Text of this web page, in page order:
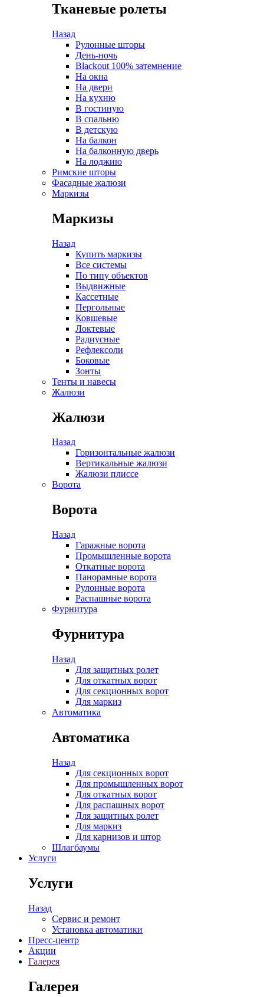
Тканевые ролеты
Назад
Рулонные шторы
День-ночь
Blackout 100% затемнение
На окна
На двери
На кухню
В гостиную
В спальню
В детскую
На балкон
На балконную дверь
На лоджию
Римские шторы
Фасадные жалюзи
Маркизы
Маркизы
Назад
Купить маркизы
Все системы
По типу объектов
Выдвижные
Кассетные
Пергольные
Ковшевые
Локтевые
Радиусные
Рефлексоли
Боковые
Зонты
Тенты и навесы
Жалюзи
Жалюзи
Назад
Горизонтальные жалюзи
Вертикальные жалюзи
Жалюзи плиссе
Ворота
Ворота
Назад
Гаражные ворота
Промышленные ворота
Откатные ворота
Панорамные ворота
Рулонные ворота
Распашные ворота
Фурнитура
Фурнитура
Назад
Для защитных ролет
Для откатных ворот
Для секционных ворот
Для маркиз
Автоматика
Автоматика
Назад
Для секционных ворот
Для промышленных ворот
Для откатных ворот
Для распашных ворот
Для защитных ролет
Для маркиз
Для карнизов и штор
Шлагбаумы
Услуги
Услуги
Назад
Сервис и ремонт
Установка автоматики
Пресс-центр
Акции
Галерея
Галерея